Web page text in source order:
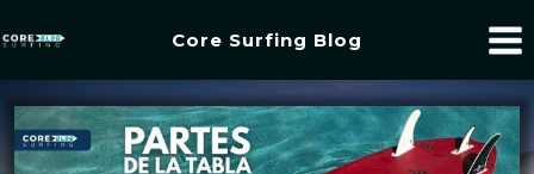
Core Surfing Blog